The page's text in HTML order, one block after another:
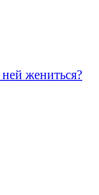
жениться?